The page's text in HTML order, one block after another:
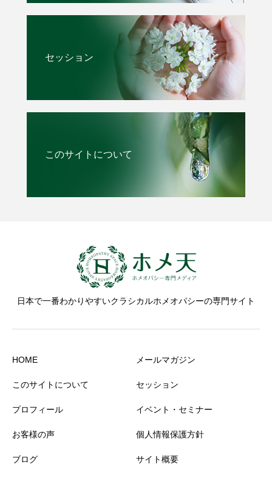
セッション
このサイトについて
日本で一番わかりやすいクラシカルホメオパシーの専門サイト
HOME
このサイトについて
プロフィール
お客様の声
ブログ
メールマガジン
セッション
イベント・セミナー
個人情報保護方針
サイト概要